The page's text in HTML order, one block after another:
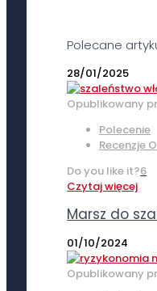
Polecane
28/01/2025
Opublikowany
Polecenie
Recenzje
Do you like it?6
Czytaj więcej
Marsz do
01/10/2024
Opublikowany